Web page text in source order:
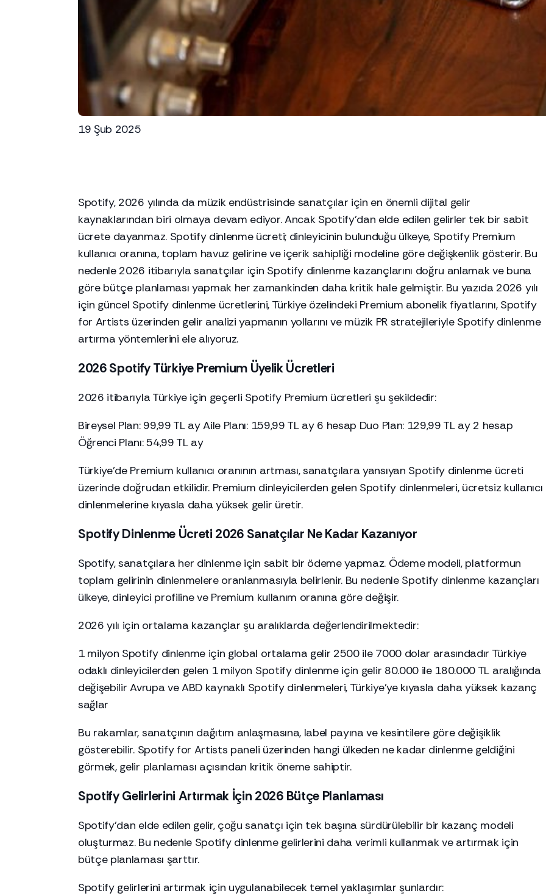
19 Şub 2025
Spotify, 2026 yılında da müzik endüstrisinde sanatçılar için en önemli dijital gelir
kaynaklarından biri olmaya devam ediyor. Ancak Spotify’dan elde edilen gelirler tek bir sabit
ücrete dayanmaz. Spotify dinlenme ücreti; dinleyicinin bulunduğu ülkeye, Spotify Premium
kullanıcı oranına, toplam havuz gelirine ve içerik sahipliği modeline göre değişkenlik gösterir. Bu
nedenle 2026 itibarıyla sanatçılar için Spotify dinlenme kazançlarını doğru anlamak ve buna
göre bütçe planlaması yapmak her zamankinden daha kritik hale gelmiştir. Bu yazıda 2026 yılı
için güncel Spotify dinlenme ücretlerini, Türkiye özelindeki Premium abonelik fiyatlarını, Spotify
for Artists üzerinden gelir analizi yapmanın yollarını ve müzik PR stratejileriyle Spotify dinlenme
artırma yöntemlerini ele alıyoruz.
2026 Spotify Türkiye Premium Üyelik Ücretleri
2026 itibarıyla Türkiye için geçerli Spotify Premium ücretleri şu şekildedir:
Bireysel Plan: 99,99 TL ay Aile Planı: 159,99 TL ay 6 hesap Duo Plan: 129,99 TL ay 2 hesap
Öğrenci Planı: 54,99 TL ay
Türkiye’de Premium kullanıcı oranının artması, sanatçılara yansıyan Spotify dinlenme ücreti
üzerinde doğrudan etkilidir. Premium dinleyicilerden gelen Spotify dinlenmeleri, ücretsiz kullanıcı
dinlenmelerine kıyasla daha yüksek gelir üretir.
Spotify Dinlenme Ücreti 2026 Sanatçılar Ne Kadar Kazanıyor
Spotify, sanatçılara her dinlenme için sabit bir ödeme yapmaz. Ödeme modeli, platformun
toplam gelirinin dinlenmelere oranlanmasıyla belirlenir. Bu nedenle Spotify dinlenme kazançları
ülkeye, dinleyici profiline ve Premium kullanım oranına göre değişir.
2026 yılı için ortalama kazançlar şu aralıklarda değerlendirilmektedir:
1 milyon Spotify dinlenme için global ortalama gelir 2500 ile 7000 dolar arasındadır Türkiye
odaklı dinleyicilerden gelen 1 milyon Spotify dinlenme için gelir 80.000 ile 180.000 TL aralığında
değişebilir Avrupa ve ABD kaynaklı Spotify dinlenmeleri, Türkiye’ye kıyasla daha yüksek kazanç
sağlar
Bu rakamlar, sanatçının dağıtım anlaşmasına, label payına ve kesintilere göre değişiklik
gösterebilir. Spotify for Artists paneli üzerinden hangi ülkeden ne kadar dinlenme geldiğini
görmek, gelir planlaması açısından kritik öneme sahiptir.
Spotify Gelirlerini Artırmak İçin 2026 Bütçe Planlaması
Spotify’dan elde edilen gelir, çoğu sanatçı için tek başına sürdürülebilir bir kazanç modeli
oluşturmaz. Bu nedenle Spotify dinlenme gelirlerini daha verimli kullanmak ve artırmak için
bütçe planlaması şarttır.
Spotify gelirlerini artırmak için uygulanabilecek temel yaklaşımlar şunlardır: